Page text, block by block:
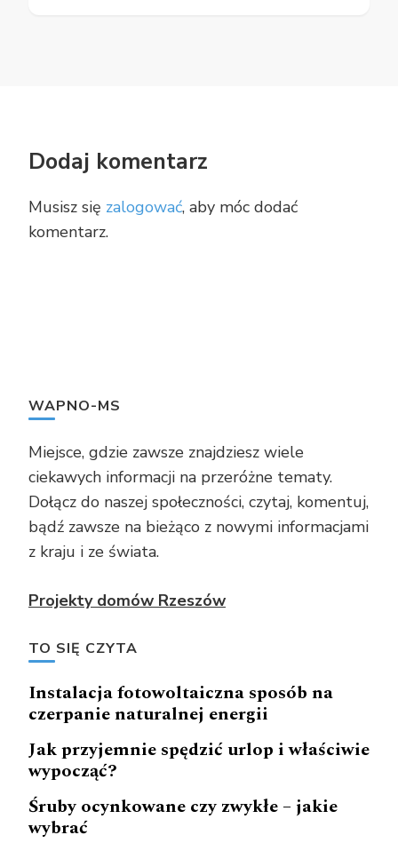
Dodaj komentarz
Musisz się zalogować, aby móc dodać
komentarz.
WAPNO-MS
Miejsce, gdzie zawsze znajdziesz wiele
ciekawych informacji na przeróżne tematy.
Dołącz do naszej społeczności, czytaj, komentuj,
bądź zawsze na bieżąco z nowymi informacjami
z kraju i ze świata.
Projekty domów Rzeszów
TO SIĘ CZYTA
Instalacja fotowoltaiczna sposób na
czerpanie naturalnej energii
Jak przyjemnie spędzić urlop i właściwie
wypocząć?
Śruby ocynkowane czy zwykłe – jakie
wybrać